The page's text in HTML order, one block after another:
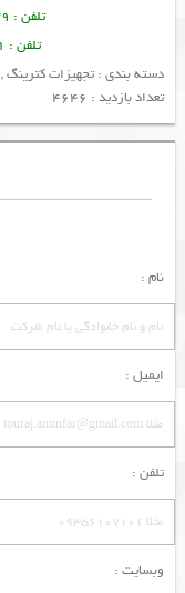
تلفن : 09128931339 منصور امین فر
تلفن : 09356107101 تورج امین فر
دسته بندی :تجهیزات کترینگ,
تعداد بازدید : 4646
نام :
ایمیل :
تلفن :
وبسایت :